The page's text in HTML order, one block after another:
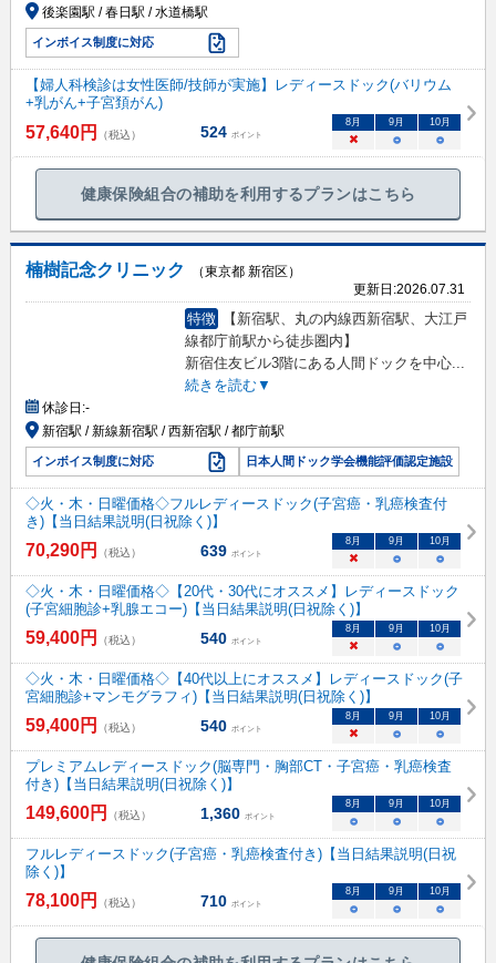
後楽園駅 / 春日駅 / 水道橋駅
インボイス制度に対応
【婦人科検診は女性医師/技師が実施】レディースドック(バリウム
+乳がん+子宮頚がん)
57,640円 （税込） 524 ポイント
8月 9月 10月
× ○ ○
健康保険組合の補助を利用するプランはこちら
楠樹記念クリニック
（東京都 新宿区）
更新日:2026.07.31
特徴
【新宿駅、丸の内線西新宿駅、大江戸
線都庁前駅から徒歩圏内】
新宿住友ビル3階にある人間ドックを中心...
続きを読む▼
休診日:-
新宿駅 / 新線新宿駅 / 西新宿駅 / 都庁前駅
インボイス制度に対応 日本人間ドック学会機能評価認定施設
◇火・木・日曜価格◇フルレディースドック(子宮癌・乳癌検査付
き)【当日結果説明(日祝除く)】
70,290円 （税込） 639 ポイント
8 月 9 月 10月
× ○ ○
◇火・木・日曜価格◇【20代・30代にオススメ】レディースドック
(子宮細胞診+乳腺エコー)【当日結果説明(日祝除く)】
59,400円 （税込） 540 ポイント
8 月 9 月 10月
× ○ ○
◇火・木・日曜価格◇【40代以上にオススメ】レディースドック(子
宮細胞診+マンモグラフィ)【当日結果説明(日祝除く)】
59,400円 （税込） 540 ポイント
8 月 9 月 10月
× ○ ○
プレミアムレディースドック(脳専門・胸部CT・子宮癌・乳癌検査
付き)【当日結果説明(日祝除く)】
149,600円 （税込） 1,360 ポイント
8 月 9 月 10月
○ ○ ○
フルレディースドック(子宮癌・乳癌検査付き)【当日結果説明(日祝
除く)】
78,100円 （税込） 710 ポイント
8 月 9 月 10月
○ ○ ○